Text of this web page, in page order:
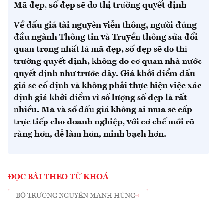
Mã đẹp, số đẹp sẽ do thị trường quyết định
Về đấu giá tài nguyên viễn thông, người đứng
đầu ngành Thông tin và Truyền thông sửa đổi
quan trọng nhất là mã đẹp, số đẹp sẽ do thị
trường quyết định, không do cơ quan nhà nước
quyết định như trước đây. Giá khởi điểm đấu
giá sẽ cố định và không phải thực hiện việc xác
định giá khởi điểm vì số lượng số đẹp là rất
nhiều. Mã và số đấu giá không ai mua sẽ cấp
trực tiếp cho doanh nghiệp, với cơ chế mới rõ
ràng hơn, dễ làm hơn, minh bạch hơn.
ĐỌC BÀI THEO TỪ KHOÁ
BỘ TRƯỞNG NGUYỄN MẠNH HÙNG